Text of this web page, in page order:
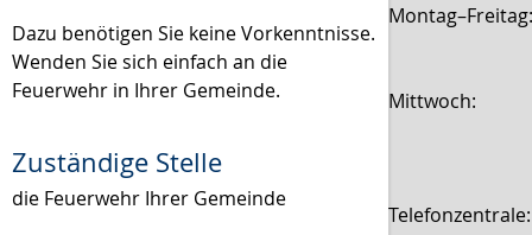
Dazu benötigen Sie keine Vorkenntnisse.
Wenden Sie sich einfach an die
Feuerwehr in Ihrer Gemeinde.
Zuständige Stelle
die Feuerwehr Ihrer Gemeinde
Mittwoch: